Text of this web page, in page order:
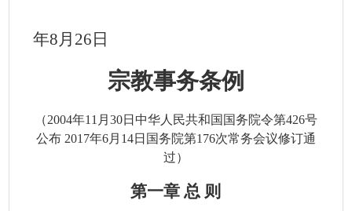
年8月26 日
宗教事务条例
（2004年11 月 30日中华人民共和国国务院令第426号
公布2017年6月14日 国务院第176次常务会议修订通
过）
第一章 总 则